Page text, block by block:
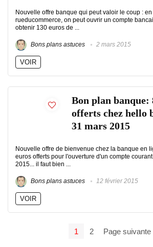
Nouvelle offre banque qui peut valoir le coup :
rueducommerce, on peut ouvrir un compte
obtenir 130 euros de ...
Bons plans astuces 2 mars 2015
VOIR
Bon plan banque:
offerts chez hello
31 mars 2015
Nouvelle offre de bienvenue chez la banque en
euros offerts pour l'ouverture d'un compte
2015... il faut bien ...
Bons plans astuces 12 février 2015
VOIR
1 2 Page suivante